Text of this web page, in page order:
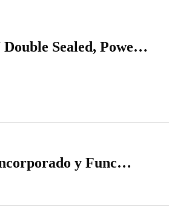
Sealed, Powe…
y Func…